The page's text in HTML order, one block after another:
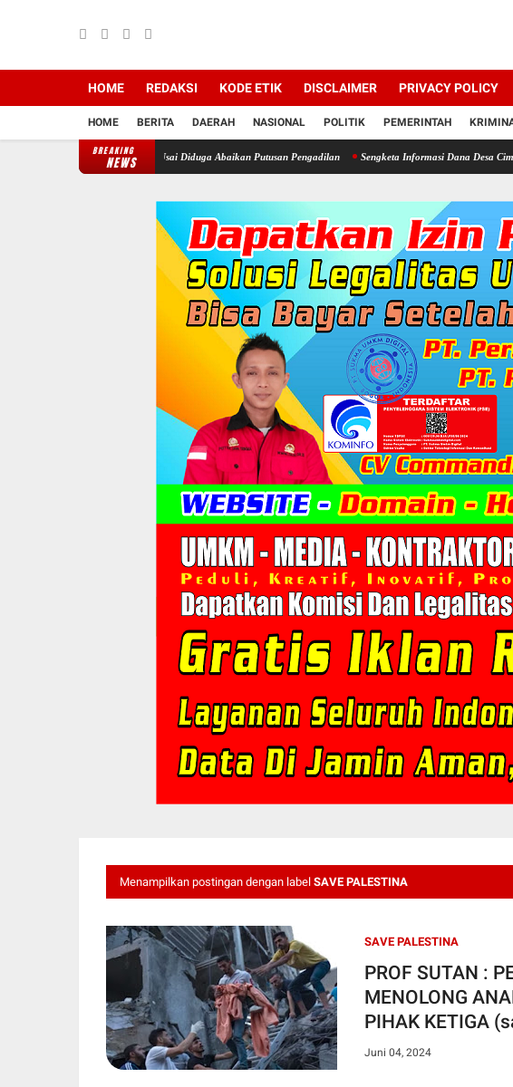
HOME REDAKSI KODE ETIK DISCLAIMER PRIVACY POLICY
HOME BERITA DAERAH NASIONAL POLITIK PEMERINTAH
BREAKING
NEWS
Desa Cimayang Usai Diduga Abaikan Putusan Pengadilan Sengketa Informasi Dana Desa Cimayang
Menampilkan postingan dengan label SAVE PALESTINA
SAVE PALESTINA
PROF SUTAN :
MENOLONG
PIHAK KETIGA
Juni 04, 2024